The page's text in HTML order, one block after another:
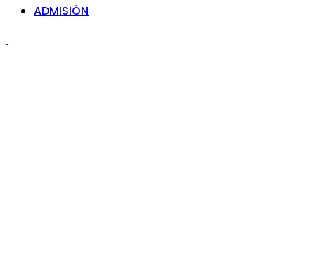
ADMISIÓN